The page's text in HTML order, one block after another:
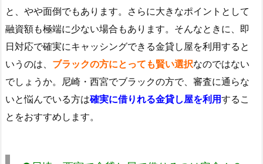
と、やや面倒でもあります。さらに大きなポイントとして
融資額も極端に少ない場合もあります。そんなときに、即
日対応で確実にキャッシングできる金貸し屋を利用すると
いうのは、 ブラックの方にとっても賢い選択なのではない
でしょうか。尼崎・西宮でブラックの方で、審査に通らな
いと悩んでいる方は確実に借りれる金貸し屋を利用するこ
とをおすすめします。